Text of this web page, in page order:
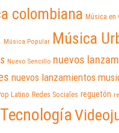
colombiana Música en
Música Popular Música
Nuevo Sencillo nuevos
nuevos lanzamientos
Latino Redes Sociales reguetón
Tecnología